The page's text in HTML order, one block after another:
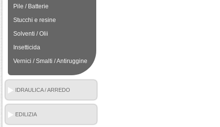
Pile / Batterie
Stucchi e resine
Solventi / Olii
Insetticida
Vernici / Smalti / Antiruggine
IDRAULICA / ARREDO
BAGNO
EDILIZIA